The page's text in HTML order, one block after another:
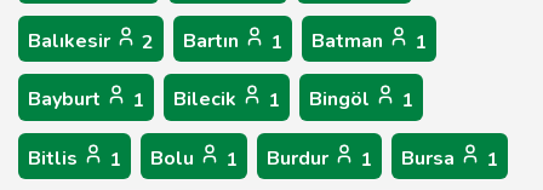
Balıkesir 2 Bartın 1 Batman 1
Bayburt 1 Bilecik 1 Bingöl 1
Bitlis 1 Bolu 1 Burdur 1 Bursa 1